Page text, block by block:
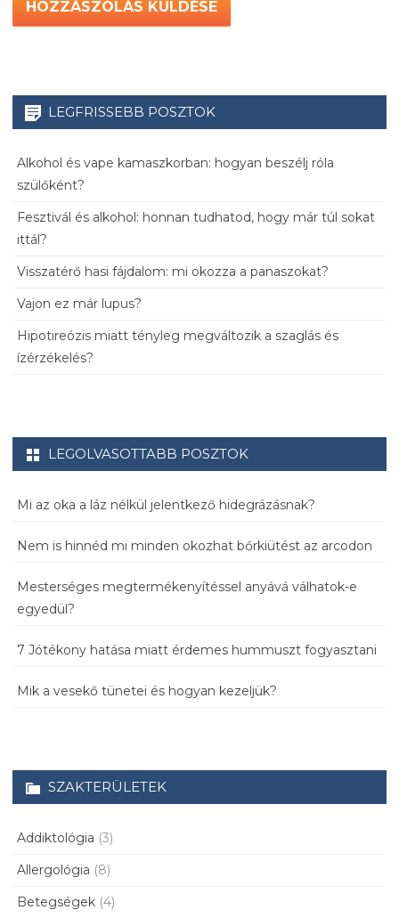
LEGFRISSEBB POSZTOK
Alkohol és vape kamaszkorban: hogyan beszélj róla
szülőként?
Fesztivál és alkohol: honnan tudhatod, hogy már túl sokat
ittál?
Visszatérő hasi fájdalom: mi okozza a panaszokat?
Vajon ez már lupus?
Hipotireózis miatt tényleg megváltozik a szaglás és
ízérzékelés?
LEGOLVASOTTABB POSZTOK
Mi az oka a láz nélkül jelentkező hidegrázásnak?
Nem is hinnéd mi minden okozhat bőrkiütést az arcodon
Mesterséges megtermékenyítéssel anyává válhatok-e
egyedül?
7 Jótékony hatása miatt érdemes hummuszt fogyasztani
Mik a vesekő tünetei és hogyan kezeljük?
SZAKTERÜLETEK
Addiktológia (3)
Allergológia (8)
Betegségek (4)